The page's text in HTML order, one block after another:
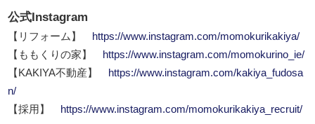
公式Instagram
【リフォーム】
https://www.instagram.com/momokurikakiya/
【ももくりの家】
https://www.instagram.com/momokurino_ie/
【KAKIYA不動産】
https://www.instagram.com/kakiya_fudosa
n/
【採用】
https://www.instagram.com/momokurikakiya_recruit/